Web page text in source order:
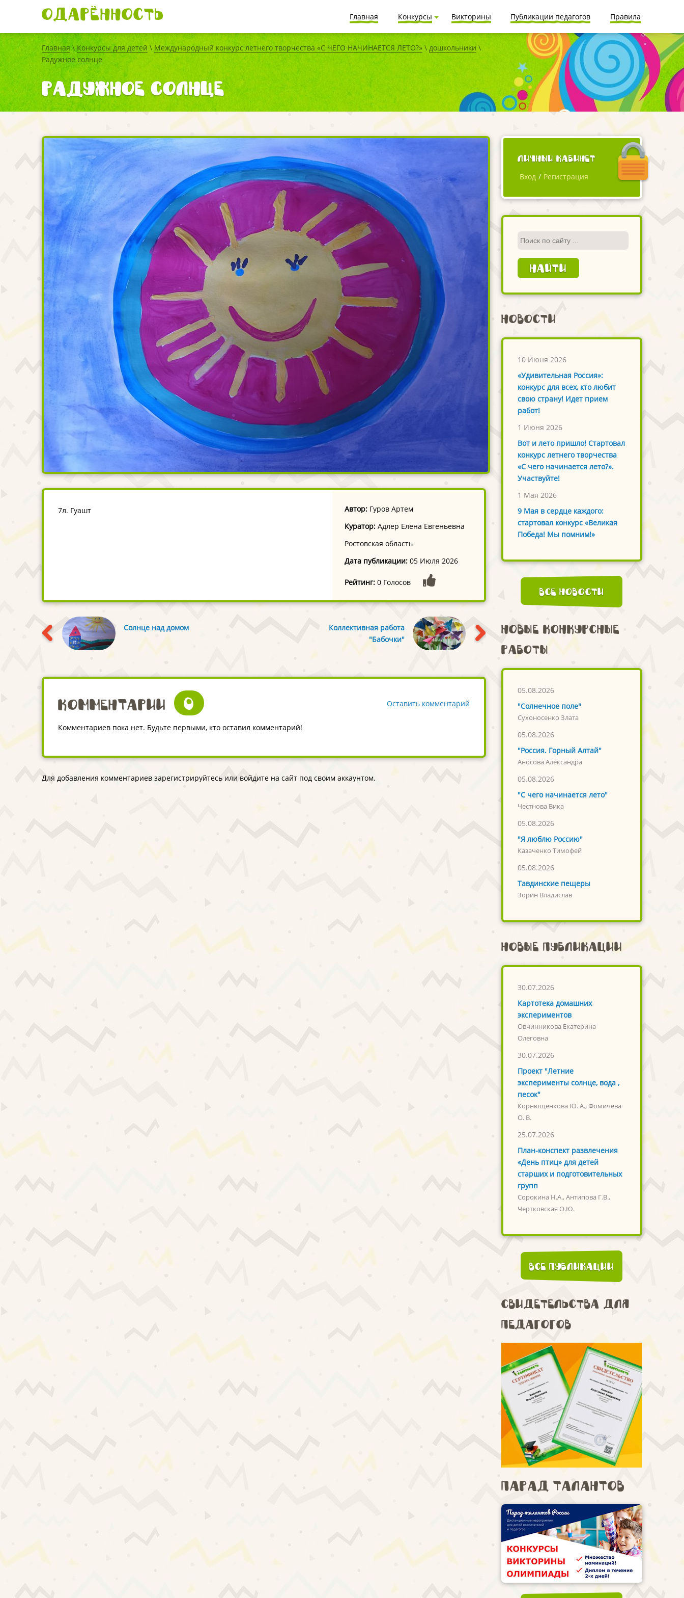
Одарённость Главная Конкурсы Викторины Публикации педагогов Правила
Главная\Конкурсы для детей \ Международный конкурс летнего творчества «С ЧЕГО НАЧИНАЕТСЯ ЛЕТО?»\ дошкольники \
Радужное солнце
Радужное солнце
Автор: Гуров Артем
Куратор: Адлер Елена Евгеньевна
Ростовская область
Дата публикации: 05 Июля 2026
Рейтинг: 0 Голосов
7л. Гуашт
Солнце над домом
Коллективная работа
"Бабочки"
Комментарии 0 Оставить комментарий
Комментариев пока нет. Будьте первыми, кто оставил комментарий!
Для добавления комментариев зарегистрируйтесь или войдите на сайт под своим аккаунтом.
Личный кабинет
Вход / Регистрация
Новости
10 Июня 2026
«Удивительная Россия»:
конкурс для всех, кто любит
свою страну! Идет прием
работ!
1 Июня 2026
Вот и лето пришло! Стартовал
конкурс летнего творчества
«С чего начинается лето?».
Участвуйте!
1 Мая 2026
9 Мая в сердце каждого:
стартовал конкурс «Великая
Победа! Мы помним!»
Все новости
Новые конкурсные
работы
05.08.2026
"Солнечное поле"
Сухоносенко Злата
05.08.2026
"Россия. Горный Алтай"
Аносова Александра
05.08.2026
"С чего начинается лето"
Честнова Вика
05.08.2026
"Я люблю Россию"
Казаченко Тимофей
05.08.2026
Тавдинские пещеры
Зорин Владислав
Новые публикации
30.07.2026
Картотека домашних
экспериментов
Овчинникова Екатерина
Олеговна
30.07.2026
Проект "Летние
эксперименты солнце, вода ,
песок"
Корнющенкова Ю. А., Фомичева
О. В.
25.07.2026
План-конспект развлечения
«День птиц» для детей
старших и подготовительных
групп
Сорокина Н.А., Антипова Г.В.,
Чертковская О.Ю.
Все публикации
Свидетельства для
педагогов
Парад талантов